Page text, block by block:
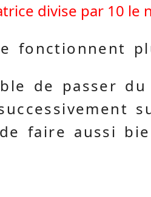
divise par 10 le
fonctionnent
de passer
faire aussi